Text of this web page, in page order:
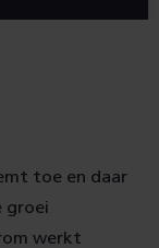
toe en daar
groei
werkt